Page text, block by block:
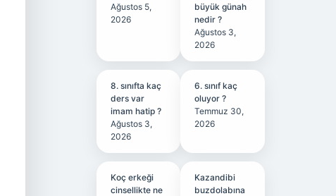
Ağustos 5,
2026
büyük günah
nedir ?
Ağustos 3,
2026
8. sınıfta kaç
ders var
imam hatip ?
Ağustos 3,
2026
6. sınıf kaç
oluyor ?
Temmuz 30,
2026
Koç erkeği
cinsellikte ne
Kazandibi
buzdolabına